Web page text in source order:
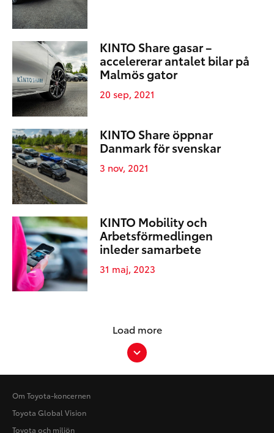
KINTO Share gasar –
accelererar antalet bilar på
Malmös gator
20 sep, 2021
KINTO Share öppnar
Danmark för svenskar
3 nov, 2021
KINTO Mobility och
Arbetsförmedlingen
inleder samarbete
31 maj, 2023
Load more
Om Toyota-koncernen
Toyota Global Vision
Toyota och miljön